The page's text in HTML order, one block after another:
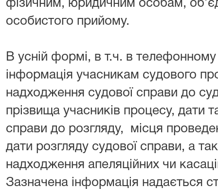
фізичним, юридичним особам,
особистого прийому.
В усній формі, в т.ч. в
інформація учасникам судового
надходження судової справи до
прізвища учасників процесу, дати
справи до розгляду, місця
дати розгляду судової справи, а
надходження апеляційних чи
Зазначена інформація надається